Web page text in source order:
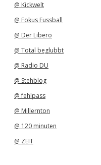
@ Kickwelt
@ Fokus Fussball
@ Der Libero
@ Total beglubbt
@ Radio DU
@ Stehblog
@ fehlpass
@ Millernton
@ 120 minuten
@ ZEIT